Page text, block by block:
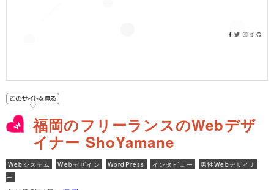
福岡のフリーランスのWebデザ
イナー ShoYamane
Webシステム Webデザイン WordPress インタビュー
男性Webデザイナ
ー